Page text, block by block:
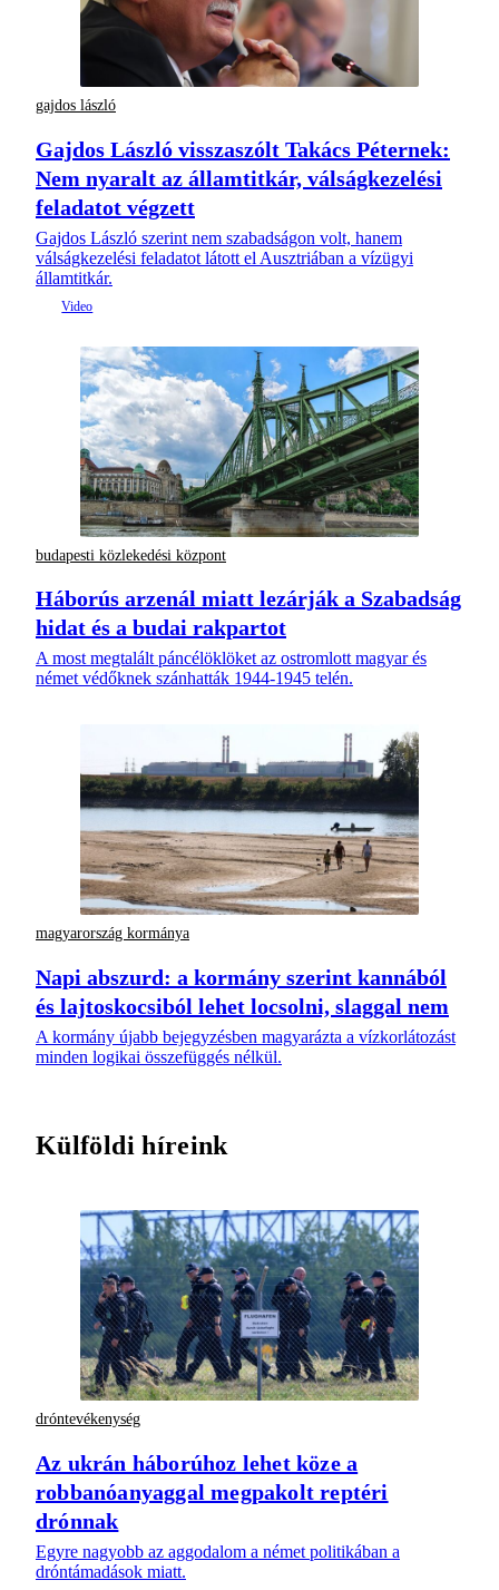
gajdos lászló
Gajdos László visszaszólt Takács Péternek:
Nem nyaralt az államtitkár, válságkezelési
feladatot végzett
Gajdos László szerint nem szabadságon volt, hanem
válságkezelési feladatot látott el Ausztriában a vízügyi
államtitkár.
budapesti közlekedési központ
Háborús arzenál miatt lezárják a Szabadság
hidat és a budai rakpartot
A most megtalált páncélöklöket az ostromlott magyar és
német védőknek szánhatták 1944-1945 telén.
magyarország kormánya
Napi abszurd: a kormány szerint kannából
és lajtoskocsiból lehet locsolni, slaggal nem
A kormány újabb bejegyzésben magyarázta a vízkorlátozást
minden logikai összefüggés nélkül.
Külföldi híreink
dróntevékenység
Az ukrán háborúhoz lehet köze a
robbanóanyaggal megpakolt reptéri
drónnak
Egyre nagyobb az aggodalom a német politikában a
dróntámadások miatt.